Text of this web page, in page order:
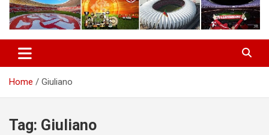
Home Giuliano
Tag: Giuliano